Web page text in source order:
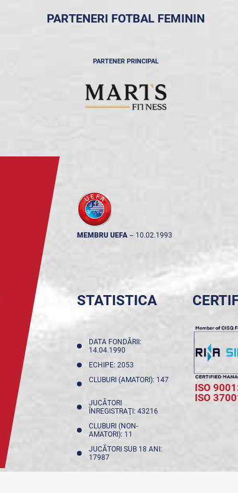
PARTENERI FOTBAL FEMININ
PARTENER PRINCIPAL
MEMBRU UEFA -- 10.02.1993
STATISTICA
DATA FONDĂRII:
14.04.1990
ECHIPE: 2053
CLUBURI (AMATORI): 147
JUCĂTORI
ÎNREGISTRAŢI: 43216
CLUBURI (NON-
AMATORI): 11
JUCĂTORI SUB 18 ANI:
17987
ISO
ISO